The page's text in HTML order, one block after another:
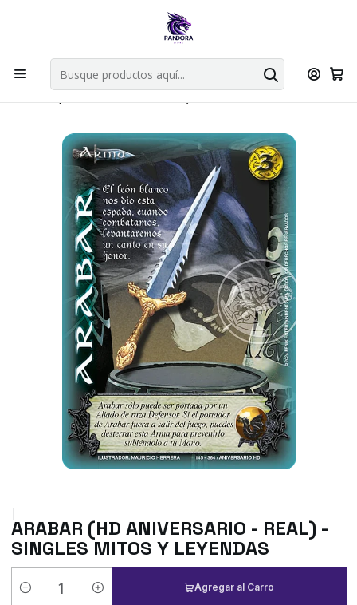
Por compras en cartas singles superiores a 49.990 el envio es
Explorar singles
Inicio Juegos de cartas TCG Mitos y Leyendas TCG
Singles Primer Bloque MYL Armas
|
ARABAR (HD ANIVERSARIO - REAL) -
SINGLES MITOS Y LEYENDAS
Cantidad
Agregar al Carro